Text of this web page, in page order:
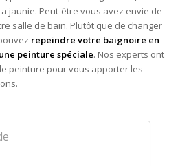
jaunie. Peut-être vous avez envie de
salle de bain. Plutôt que de changer
repeindre votre baignoire en
peinture spéciale. Nos experts ont
peinture pour vous apporter les